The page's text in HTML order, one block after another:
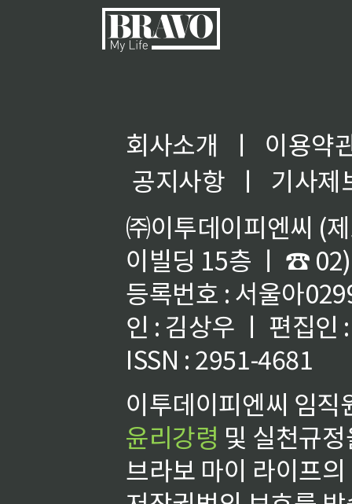
회사소개 ㅣ
이용약
공지사항
ㅣ
기사제
㈜이투데이피엔씨 (
이빌딩 15층 ㅣ ☎
등록번호 : 서울아
인 : 김상우 ㅣ 편집인
ISSN : 2951-4681
이투데이피엔씨 임
윤리강령 및 실천규
브라보 마이 라이프